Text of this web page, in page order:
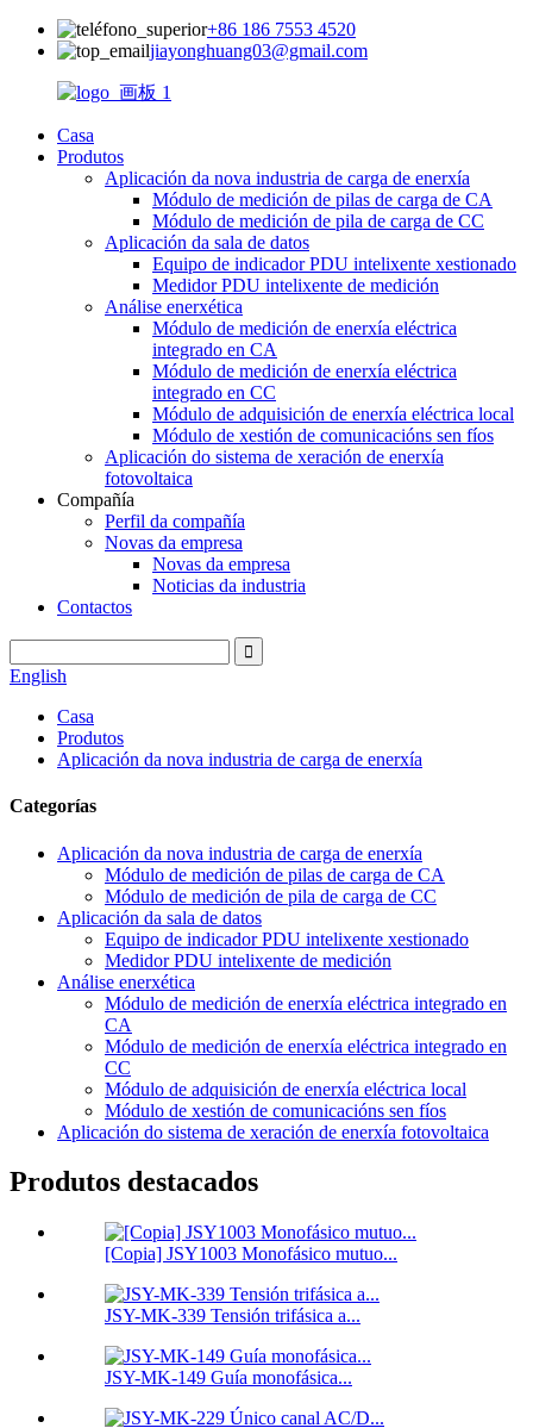
+86 186 7553 4520
jiayonghuang03@gmail.com
Casa
Produtos
Aplicación da nova industria de carga de enerxía
Módulo de medición de pilas de carga de CA
Módulo de medición de pila de carga de CC
Aplicación da sala de datos
Equipo de indicador PDU intelixente xestionado
Medidor PDU intelixente de medición
Análise enerxética
Módulo de medición de enerxía eléctrica
integrado en CA
Módulo de medición de enerxía eléctrica
integrado en CC
Módulo de adquisición de enerxía eléctrica local
Módulo de xestión de comunicacións sen fíos
Aplicación do sistema de xeración de enerxía
fotovoltaica
Compañía
Perfil da compañía
Novas da empresa
Novas da empresa
Noticias da industria
Contactos
English
Casa
Produtos
Aplicación da nova industria de carga de enerxía
Categorías
Aplicación da nova industria de carga de enerxía
Módulo de medición de pilas de carga de CA
Módulo de medición de pila de carga de CC
Aplicación da sala de datos
Equipo de indicador PDU intelixente xestionado
Medidor PDU intelixente de medición
Análise enerxética
Módulo de medición de enerxía eléctrica integrado en
CA
Módulo de medición de enerxía eléctrica integrado en
CC
Módulo de adquisición de enerxía eléctrica local
Módulo de xestión de comunicacións sen fíos
Aplicación do sistema de xeración de enerxía fotovoltaica
Produtos destacados
[Copia] JSY1003 Monofásico mutuo...
JSY-MK-339 Tensión trifásica a...
JSY-MK-149 Guía monofásica...